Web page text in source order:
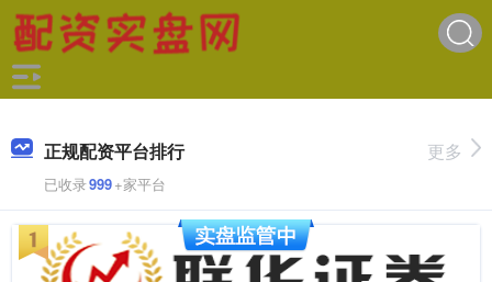
正规配资平台排行
已收录999+家平台
更多